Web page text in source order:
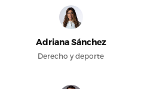
Adriana Sánchez
Derecho y deporte